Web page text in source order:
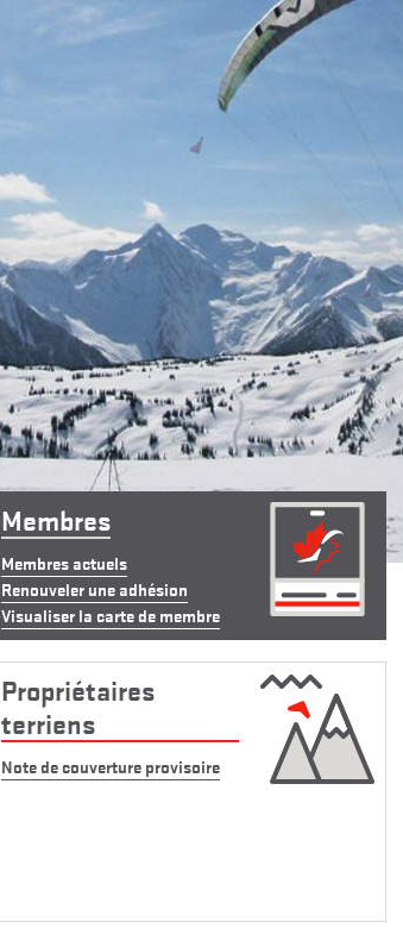
Membres
Membres actuels
Renouveler une adhésion
Visualiser la carte de membre
Propriétaires
terriens
Note de couverture provisoire